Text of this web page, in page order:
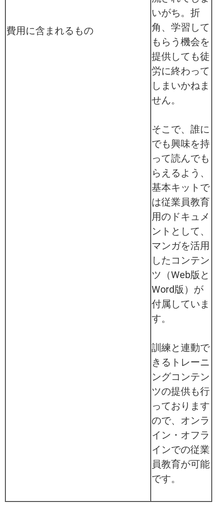
費用に含まれるもの
いがち。折
角、学習して
もらう機会を
提供しても徒
労に終わって
しまいかねま
せん。
そこで、誰に
でも興味を持
って読んでも
らえるよう、
基本キットで
は従業員教育
用のドキュメ
ントとして、
マンガを活用
したコンテン
ツ（Web版と
Word版）が
付属していま
す。
訓練と連動で
きるトレーニ
ングコンテン
ツの提供も行
っております
ので、オンラ
イン・オフラ
インでの従業
員教育が可能
です。